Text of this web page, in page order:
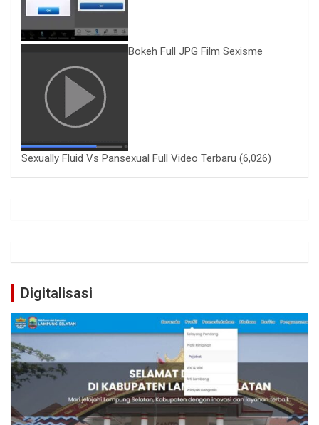
Bokeh Full JPG Film Sexisme
Sexually Fluid Vs Pansexual Full Video Terbaru (6,026)
Digitalisasi